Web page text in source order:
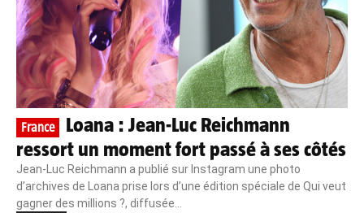
France
Loana : Jean-Luc Reichmann
ressort un moment fort passé à ses côtés
Jean-Luc Reichmann a publié sur Instagram une photo
d’archives de Loana prise lors d’une édition spéciale de Qui veut
gagner des millions ?, diffusée...